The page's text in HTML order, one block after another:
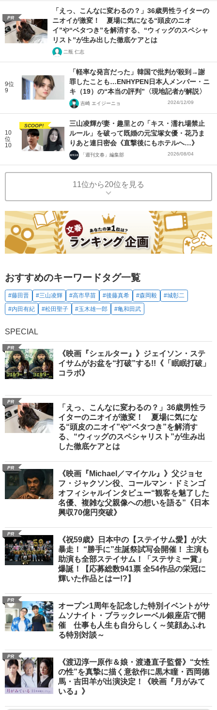
PR
「えっ、こんなに変わるの？」36歳男性ライターの
ニオイが激変！ 夏場に気になる“頭皮のニオ
イ”や“ベタつき”を解消する、“ウィッグのスペシャ
リスト”が生み出した徹底ケアとは
二瓶 仁志
9位
9
「軽率な発言だった」韓国で批判が殺到→謝
罪したことも…ENHYPEN日本人メンバー・ニ
キ（19）の“本当の評判”〈現地記者が解説〉
吉崎 エイジーニョ 2024/12/09
10
位
10
SCOOP!
三山凌輝が妻・趣里との「キス・濡れ場禁止
ルール」を破って既婚の元宝塚女優・花乃ま
りあと連日密会《直撃後にもホテルへ…》
「週刊文春」編集部 2026/08/04
11位から20位を見る
おすすめのキーワードタグ一覧
#藤田晋 #三山凌輝 #高市早苗 #後藤真希 #森岡毅
#城彰二
#内田有紀
#松田聖子 #玉木雄一郎 #亀和田武
SPECIAL
PR
《映画『シェルター』》ジェイソン・ステ
イサムがお盆を“打破”する!!《「眠眠打破」
コラボ》
PR
「えっ、こんなに変わるの？」36歳男性ラ
イターのニオイが激変！ 夏場に気にな
る“頭皮のニオイ”や“ベタつき”を解消す
る、“ウィッグのスペシャリスト”が生み出
した徹底ケアとは
PR
《映画『Michael／マイケル』》父ジョセ
フ・ジャクソン役、コールマン・ドミンゴ
オフィシャルインタビュー“観客を魅了した
名優、複雑な父親像への想いを語る”《日本
興収70億円突破》
PR
《祝59歳》日本中の【ステイサム愛】が大
暴走！ “勝手に”生誕祭試写会開催！ 主演も
助演も全部ステイサム！「ステサミー賞」
爆誕！【応募総数941票 全54作品の栄冠に
輝いた作品とはー!?】
PR
オープン1周年を記念した特別イベントがサ
ムソナイト・ブラックレーベル銀座店で開
催 仕事も人生も自分らしく～笑顔あふれ
る特別対談～
PR
《渡辺淳一原作＆娘・渡邉直子監督》“女性
の性”を真摯に描く意欲作に黒木瞳・西岡德
馬・吉田羊が出演決定！《映画『月がみて
いる』》